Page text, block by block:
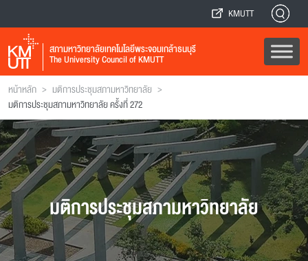
KMUTT
สภามหาวิทยาลัยเทคโนโลยีพระจอมเกล้าธนบุรี
The University Council of KMUTT
หน้าหลัก > มติการประชุมสภามหาวิทยาลัย >
มติการประชุมสภามหาวิทยาลัย ครั้งที่ 272
มติการประชุมสภามหาวิทยาลัย